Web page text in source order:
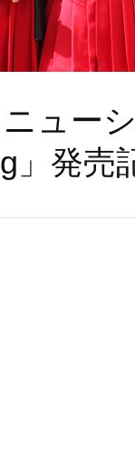
ュー
」発売